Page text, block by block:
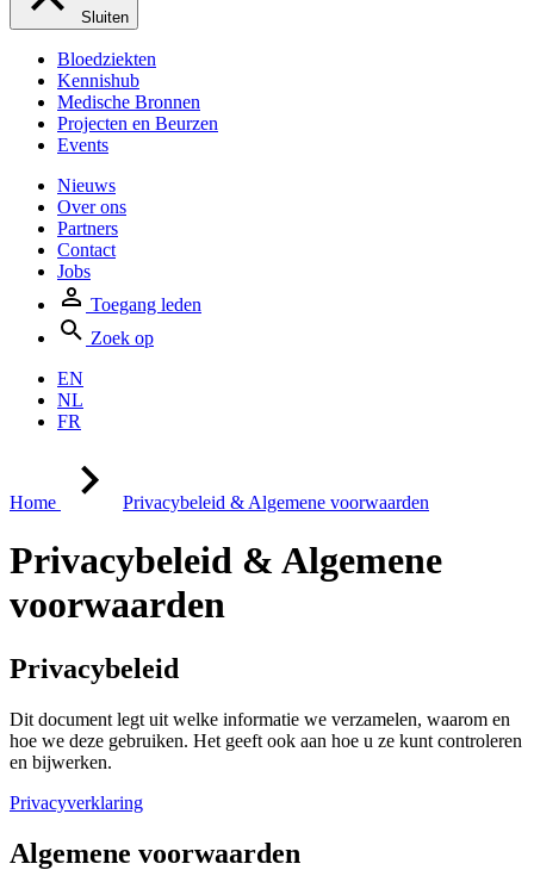
Sluiten
Bloedziekten
Kennishub
Medische Bronnen
Projecten en Beurzen
Events
Nieuws
Over ons
Partners
Contact
Jobs
Toegang leden
Zoek op
EN
NL
FR
Home Privacybeleid & Algemene voorwaarden
Privacybeleid & Algemene
voorwaarden
Privacybeleid
Dit document legt uit welke informatie we verzamelen, waarom en
hoe we deze gebruiken. Het geeft ook aan hoe u ze kunt controleren
en bijwerken.
Privacyverklaring
Algemene voorwaarden